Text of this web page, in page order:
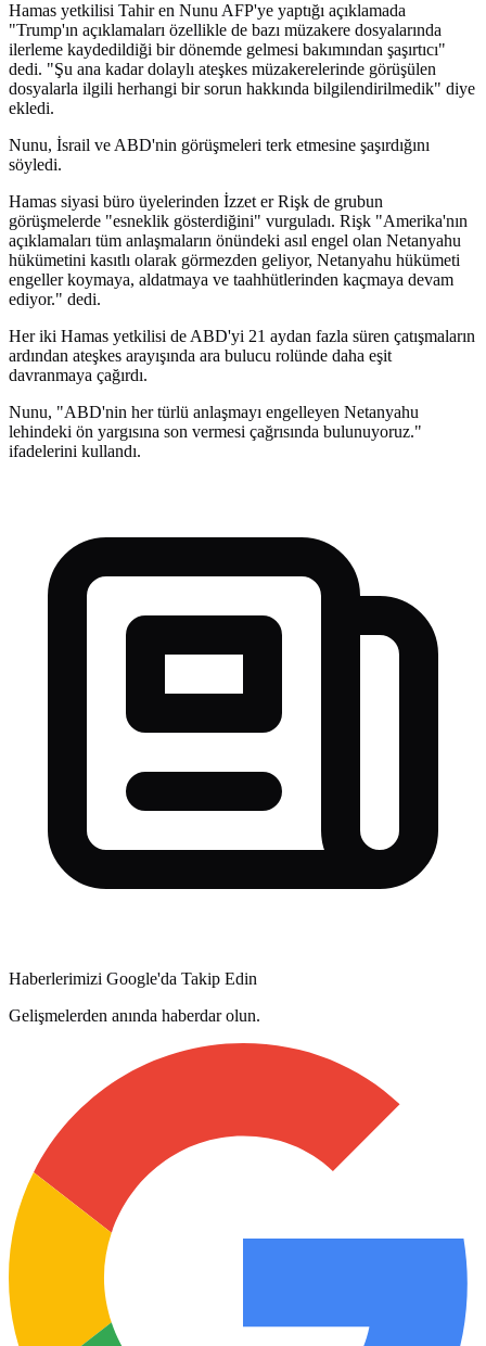
Hamas yetkilisi Tahir en Nunu AFP'ye yaptığı açıklamada
"Trump'ın açıklamaları özellikle de bazı müzakere dosyalarında
ilerleme kaydedildiği bir dönemde gelmesi bakımından şaşırtıcı"
dedi. "Şu ana kadar dolaylı ateşkes müzakerelerinde görüşülen
dosyalarla ilgili herhangi bir sorun hakkında bilgilendirilmedik" diye
ekledi.
Nunu, İsrail ve ABD'nin görüşmeleri terk etmesine şaşırdığını
söyledi.
Hamas siyasi büro üyelerinden İzzet er Rişk de grubun
görüşmelerde "esneklik gösterdiğini" vurguladı. Rişk "Amerika'nın
açıklamaları tüm anlaşmaların önündeki asıl engel olan Netanyahu
hükümetini kasıtlı olarak görmezden geliyor, Netanyahu hükümeti
engeller koymaya, aldatmaya ve taahhütlerinden kaçmaya devam
ediyor." dedi.
Her iki Hamas yetkilisi de ABD'yi 21 aydan fazla süren çatışmaların
ardından ateşkes arayışında ara bulucu rolünde daha eşit
davranmaya çağırdı.
Nunu, "ABD'nin her türlü anlaşmayı engelleyen Netanyahu
lehindeki ön yargısına son vermesi çağrısında bulunuyoruz."
ifadelerini kullandı.
Haberlerimizi Google'da Takip Edin
Gelişmelerden anında haberdar olun.